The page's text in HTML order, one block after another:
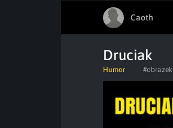
Caoth
Druciak
Humor #obrazek